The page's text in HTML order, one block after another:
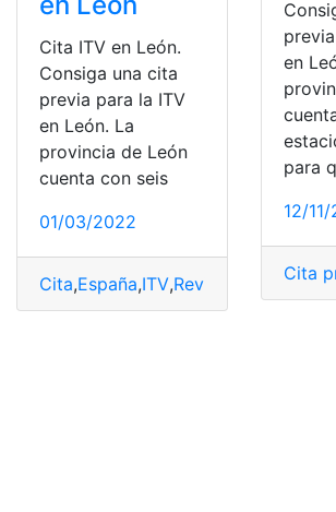
Cita ITV en León.
Consiga una cita
previa para la ITV
en León. La
provincia de León
cuenta con seis
01/03/2022
Cita,España,ITV,Revisión vehicular ,
en
para
12/
Cita